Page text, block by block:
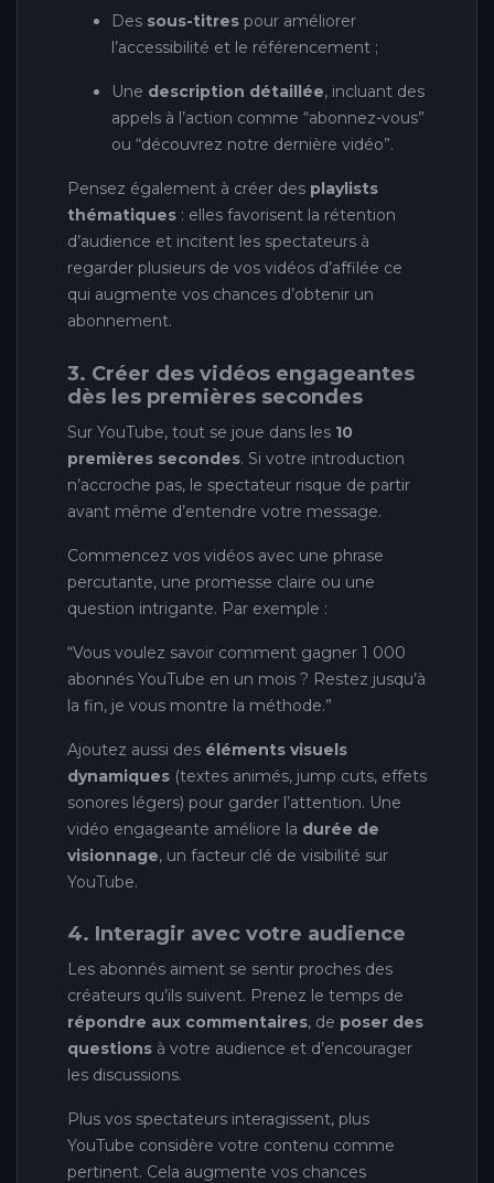
Des sous-titres pour améliorer
l’accessibilité et le référencement ;
Une description détaillée, incluant des
appels à l’action comme “abonnez-vous”
ou “découvrez notre dernière vidéo”.
Pensez également à créer des playlists
thématiques : elles favorisent la rétention
d’audience et incitent les spectateurs à
regarder plusieurs de vos vidéos d’affilée ce
qui augmente vos chances d’obtenir un
abonnement.
3. Créer des vidéos engageantes
dès les premières secondes
Sur YouTube, tout se joue dans les 10
premières secondes. Si votre introduction
n’accroche pas, le spectateur risque de partir
avant même d’entendre votre message.
Commencez vos vidéos avec une phrase
percutante, une promesse claire ou une
question intrigante. Par exemple :
“Vous voulez savoir comment gagner 1 000
abonnés YouTube en un mois ? Restez jusqu’à
la fin, je vous montre la méthode.”
Ajoutez aussi des éléments visuels
dynamiques (textes animés, jump cuts, effets
sonores légers) pour garder l’attention. Une
vidéo engageante améliore la durée de
visionnage, un facteur clé de visibilité sur
YouTube.
4. Interagir avec votre audience
Les abonnés aiment se sentir proches des
créateurs qu’ils suivent. Prenez le temps de
répondre aux commentaires, de poser des
questions à votre audience et d’encourager
les discussions.
Plus vos spectateurs interagissent, plus
YouTube considère votre contenu comme
pertinent. Cela augmente vos chances